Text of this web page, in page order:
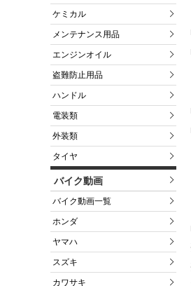
ケミカル
メンテナンス用品
エンジンオイル
盗難防止用品
ハンドル
電装類
外装類
タイヤ
バイク動画
バイク動画一覧
ホンダ
ヤマハ
スズキ
カワサキ